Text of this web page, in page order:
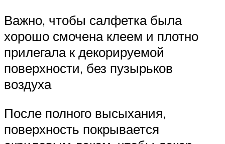
Важно, чтобы салфетка была
хорошо смочена клеем и плотно
прилегала к декорируемой
поверхности, без пузырьков
воздуха
После полного высыхания,
поверхность покрывается